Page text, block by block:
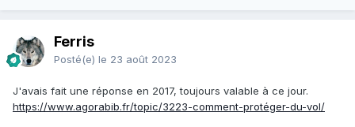
Ferris
Posté(e) le 23 août 2023
J'avais fait une réponse en 2017, toujours valable à ce jour.
https://www.agorabib.fr/topic/3223-comment-protéger-du-vol/